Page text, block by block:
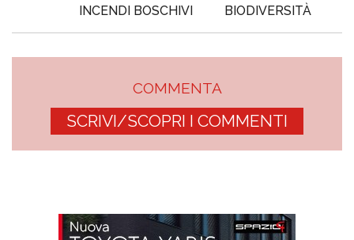
INCENDI BOSCHIVI
BIODIVERSITÀ
COMMENTA
SCRIVI/SCOPRI I COMMENTI